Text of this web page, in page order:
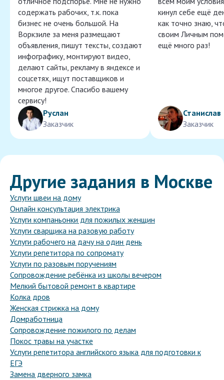
содержать рабочих, т.к. пока
бизнес не очень большой. На
Воркзиле за меня размещают
объявления, пишут тексты, создают
инфографику, монтируют видео,
делают сайты, рекламу в яндексе и
соцсетях, ищут поставщиков и
многое другое. Спасибо вашему
сервису!
Руслан
Заказчик
кинул себе ещё
как точно знаю,
своим Личным
ещё много раз!
Станислав
Заказчик
Другие задания в Москве
Услуги швеи на дому
Онлайн консультация электрика
Услуги компаньонки для пожилых женщин
Услуги сварщика на разовую работу
Услуги рабочего на дачу на один день
Услуги репетитора по сопромату
Услуги по разовым поручениям
Сопровождение ребёнка из школы вечером
Мелкий бытовой ремонт в квартире
Колка дров
Женская стрижка на дому
Домработница
Сопровождение пожилого по делам
Покос травы на участке
Услуги репетитора английского языка для подготовки к
ЕГЭ
Замена дверного замка